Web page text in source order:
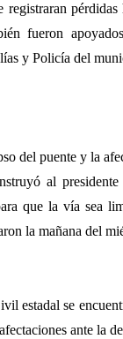
fueron
y Policía del
del puente y la
al
que la vía sea
la mañana del
estadal se
ante la